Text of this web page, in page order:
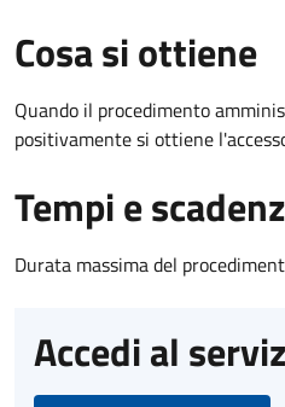
Cosa si ottiene
Quando il procedimento
positivamente si ottiene
Tempi e
Durata massima del
Accedi al